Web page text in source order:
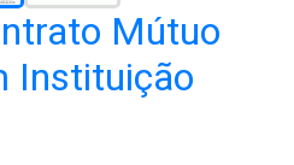
Mútuo
Instituição